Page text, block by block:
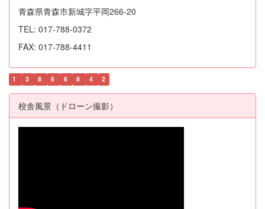
青森県青森市新城字平岡266-20
TEL: 017-788-0372
FAX: 017-788-4411
1 3 8 6 6 8 4 2
校舎風景（ドローン撮影）